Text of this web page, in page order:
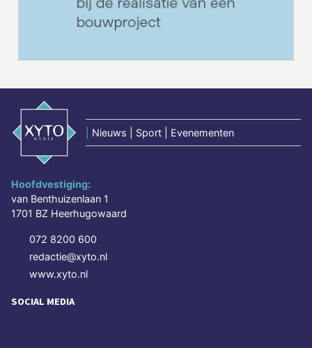
Nieuws | Sport | Evenementen
Hoofdvestiging:
van Benthuizenlaan 1
1701 BZ Heerhugowaard
072 8200 600
redactie@xyto.nl
www.xyto.nl
SOCIAL MEDIA